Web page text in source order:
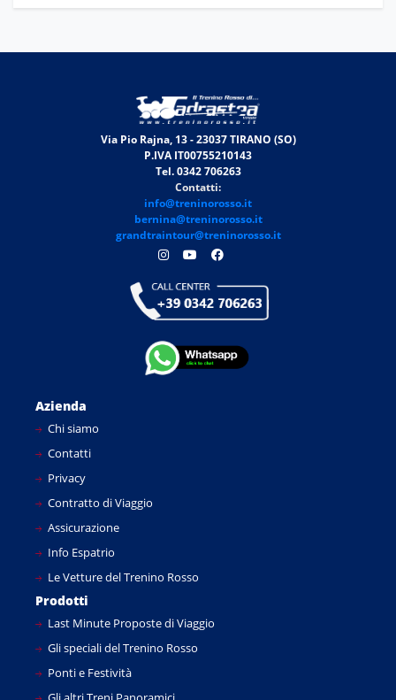
Via Pio Rajna, 13 - 23037 TIRANO (SO)
P.IVA IT00755210143
Tel. 0342 706263
Contatti:
info@treninorosso.it
bernina@treninorosso.it
grandtraintour@treninorosso.it
Azienda
Chi siamo
Contatti
Privacy
Contratto di Viaggio
Assicurazione
Info Espatrio
Le Vetture del Trenino Rosso
Prodotti
Last Minute Proposte di Viaggio
Gli speciali del Trenino Rosso
Ponti e Festività